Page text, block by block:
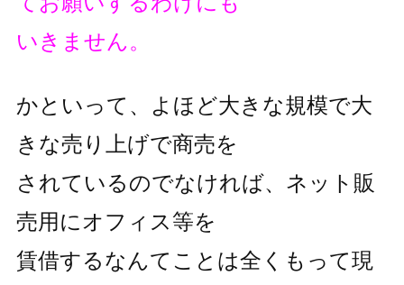
いきません。
かといって、よほど大きな規模で大
きな売り上げで商売を
されているのでなければ、ネット販
売用にオフィス等を
賃借するなんてことは全くもって現